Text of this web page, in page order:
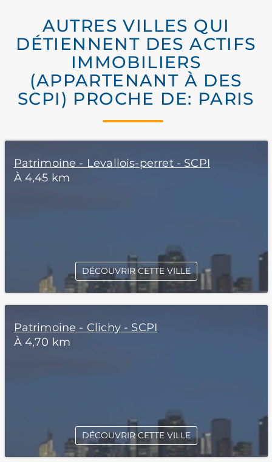
AUTRES VILLES QUI
DÉTIENNENT DES ACTIFS
IMMOBILIERS
(APPARTENANT À DES
SCPI) PROCHE DE: PARIS
Patrimoine - Levallois-perret - SCPI
À 4,45 km
DÉCOUVRIR CETTE VILLE
Patrimoine - Clichy - SCPI
À 4,70 km
DÉCOUVRIR CETTE VILLE